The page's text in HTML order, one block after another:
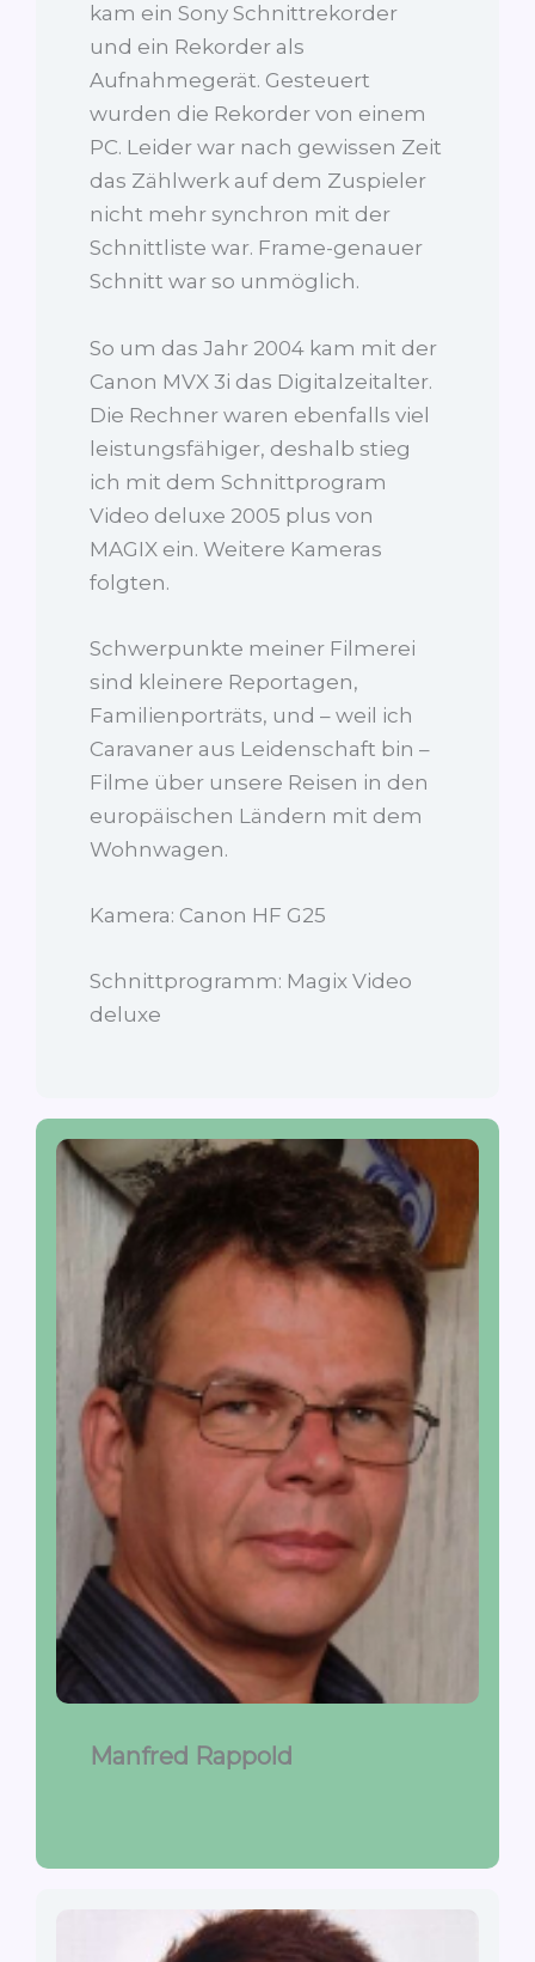
kam ein Sony Schnittrekorder
und ein Rekorder als
Aufnahmegerät. Gesteuert
wurden die Rekorder von einem
PC. Leider war nach gewissen Zeit
das Zählwerk auf dem Zuspieler
nicht mehr synchron mit der
Schnittliste war. Frame-genauer
Schnitt war so unmöglich.
So um das Jahr 2004 kam mit der
Canon MVX 3i das Digitalzeitalter.
Die Rechner waren ebenfalls viel
leistungsfähiger, deshalb stieg
ich mit dem Schnittprogram
Video deluxe 2005 plus von
MAGIX ein. Weitere Kameras
folgten.
Schwerpunkte meiner Filmerei
sind kleinere Reportagen,
Familienporträts, und – weil ich
Caravaner aus Leidenschaft bin –
Filme über unsere Reisen in den
europäischen Ländern mit dem
Wohnwagen.
Kamera: Canon HF G25
Schnittprogramm: Magix Video
deluxe
Manfred Rappold